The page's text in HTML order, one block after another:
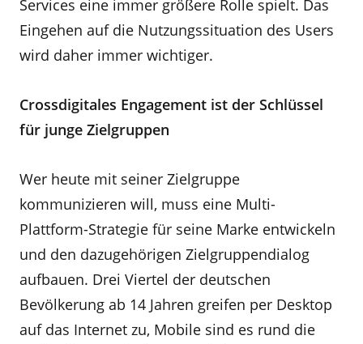
Services eine immer größere Rolle spielt. Das
Eingehen auf die Nutzungssituation des Users
wird daher immer wichtiger.
Crossdigitales Engagement ist der Schlüssel
für junge Zielgruppen
Wer heute mit seiner Zielgruppe
kommunizieren will, muss eine Multi-
Plattform-Strategie für seine Marke entwickeln
und den dazugehörigen Zielgruppendialog
aufbauen. Drei Viertel der deutschen
Bevölkerung ab 14 Jahren greifen per Desktop
auf das Internet zu, Mobile sind es rund die